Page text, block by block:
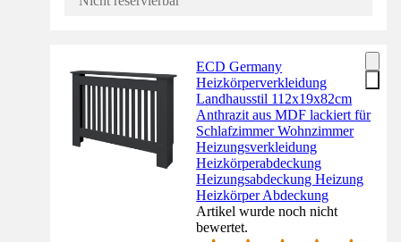
ECD Germany
Heizkörperverkleidung
Landhausstil 112x19x82cm
Anthrazit aus MDF lackiert für
Schlafzimmer Wohnzimmer
Heizungsverkleidung
Heizkörperabdeckung
Heizungsabdeckung Heizung
Heizkörper Abdeckung
Artikel wurde noch nicht
bewertet.